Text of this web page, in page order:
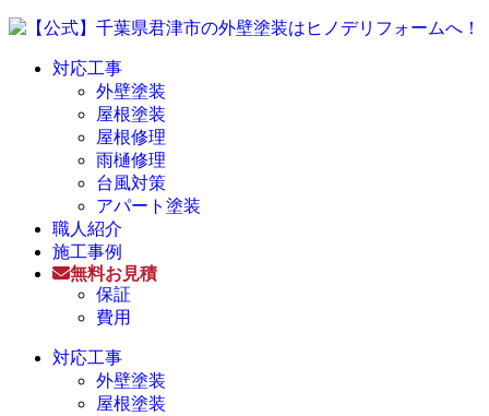
対応工事
外壁塗装
屋根塗装
屋根修理
雨樋修理
台風対策
アパート塗装
職人紹介
施工事例
無料お見積
保証
費用
対応工事
外壁塗装
屋根塗装